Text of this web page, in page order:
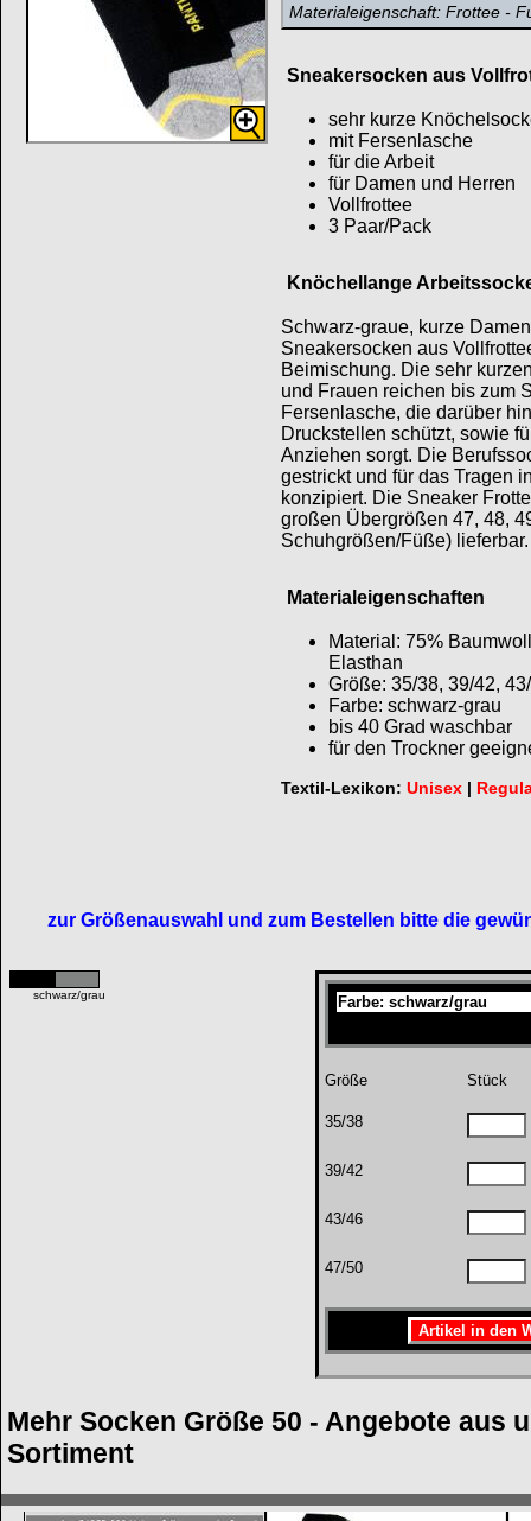
Materialeigenschaft: Frottee -
Sneakersocken aus
sehr kurze
mit Fersenlasche
für die Arbeit
für Damen und Herren
Vollfrottee
3 Paar/Pack
Knöchellange
Schwarz-graue, kurze
Sneakersocken aus
Beimischung. Die sehr
und Frauen reichen bis zum
Fersenlasche, die darüber
Druckstellen schützt, sowie
Anziehen sorgt. Die
gestrickt und für das Tragen
konzipiert. Die Sneaker
großen Übergrößen 47, 48,
Schuhgrößen/Füße) lieferbar.
Materialeigenschaften
Material: 75%
Elasthan
Größe: 35/38, 39/42,
Farbe: schwarz-grau
bis 40 Grad waschbar
für den Trockner
Textil-Lexikon: Unisex |
zur Größenauswahl und zum Bestellen bitte die
schwarz/grau Farbe: schwarz/grau
Größe Stück
35/38
39/42
43/46
47/50
Mehr Socken Größe 50 - Angebote aus
Sortiment